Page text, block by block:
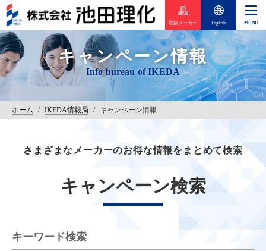
取扱メーカー English
キャンペーン情報
ホーム / IKEDA情報局 / キャンペーン情報
さまざまなメーカーのお得な情報をまとめて検索
キャンペーン検索
キーワード検索